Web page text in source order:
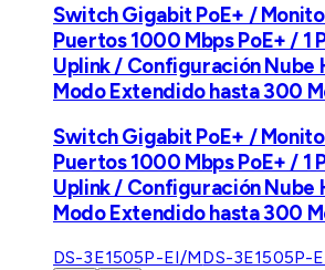
Switch Gigabit PoE+ /
Puertos 1000 Mbps PoE+ / 1
Uplink / Configuración Nube
Modo Extendido hasta 300
Switch Gigabit PoE+ /
Puertos 1000 Mbps PoE+ / 1
Uplink / Configuración Nube
Modo Extendido hasta 300
DS-3E1505P-EI/MDS-3E1505P-